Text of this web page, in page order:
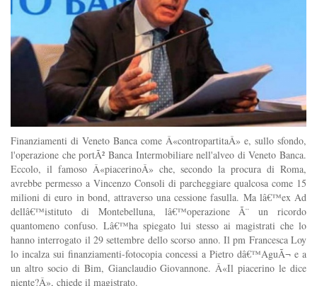
Finanziamenti di Veneto Banca come Â«contropartitaÂ» e, sullo sfondo,
l'operazione che portÃ² Banca Intermobiliare nell'alveo di Veneto Banca.
Eccolo, il famoso Â«piacerinoÂ» che, secondo la procura di Roma,
avrebbe permesso a Vincenzo Consoli di parcheggiare qualcosa come 15
milioni di euro in bond, attraverso una cessione fasulla. Ma lâ€™ex Ad
dellâ€™istituto di Montebelluna, lâ€™operazione Ã¨ un ricordo
quantomeno confuso. Lâ€™ha spiegato lui stesso ai magistrati che lo
hanno interrogato il 29 settembre dello scorso anno. Il pm Francesca Loy
lo incalza sui finanziamenti-fotocopia concessi a Pietro dâ€™AguÃ¬ e a
un altro socio di Bim, Gianclaudio Giovannone. Â«Il piacerino le dice
niente?Â», chiede il magistrato.